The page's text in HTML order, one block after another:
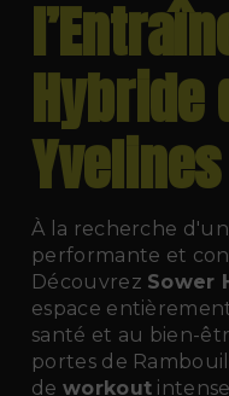
Hybride
Yvelines
À la recherche
performante et
Découvrez Sower
espace
santé et au bien-
portes de
de workout